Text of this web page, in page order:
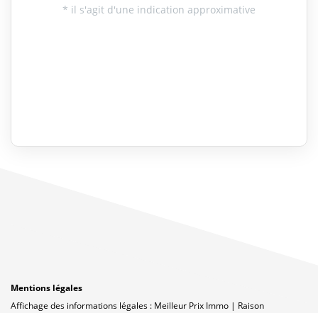
Mentions légales
Affichage des informations légales : Meilleur Prix Immo | Raison